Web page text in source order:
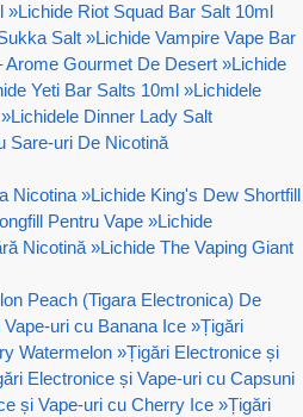
»Lichide Riot Squad Bar Salt 10ml
Salt »Lichide Vampire Vape Bar
Arome Gourmet De Desert »Lichide
Yeti Bar Salts 10ml »Lichidele
»Lichidele Dinner Lady Salt
Sare-uri De Nicotină
Nicotina »Lichide King's Dew Shortfill
Pentru Vape »Lichide
Nicotină »Lichide The Vaping Giant
Peach (Tigara Electronica) De
uri cu Banana Ice »Țigări
Watermelon »Țigări Electronice și
Electronice și Vape-uri cu Capsuni
și Vape-uri cu Cherry Ice »Țigări